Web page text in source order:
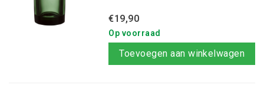
€19,90
Op voorraad
Toevoegen aan winkelwagen